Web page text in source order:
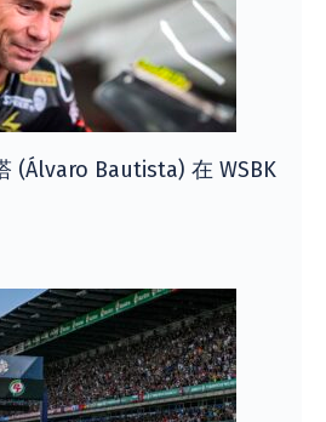
(Álvaro Bautista) 在 WSBK